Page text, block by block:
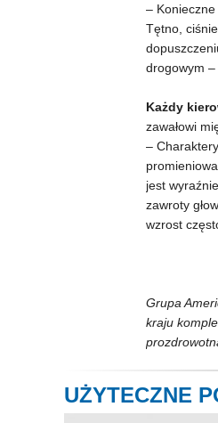
–
Tętno,
drogowym –
Każdy
zawałowi
–
jest
zawroty
wzrost
Grupa
kraju
UŻYTECZNE